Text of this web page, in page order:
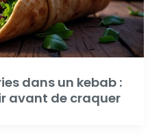
dans un kebab :
avant de craquer